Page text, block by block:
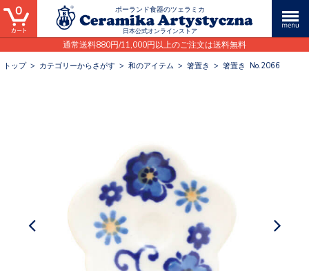
ポーランド食器のツェラミカ
日本公式オンラインストア
通常送料880円/11,000円以上のご注文は送料無料
0
トップ> カテゴリーからさがす > 和のアイテム > 箸置き > 箸置き No.2066